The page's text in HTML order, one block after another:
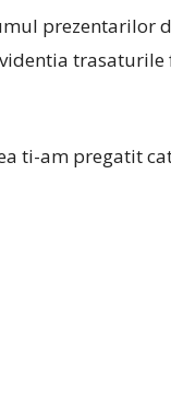
prezentarilor
trasaturile
ti-am pregatit